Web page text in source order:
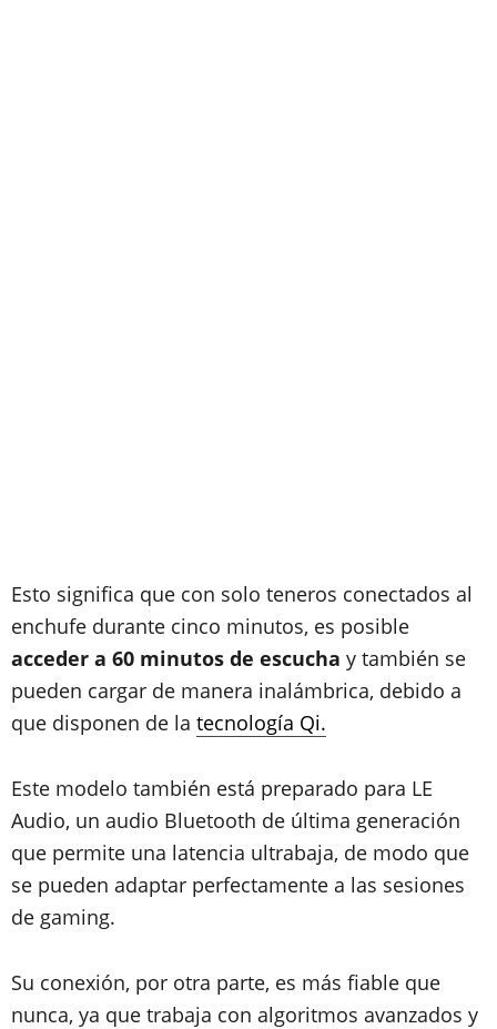
Esto significa que con solo teneros conectados al
enchufe durante cinco minutos, es posible
acceder a 60 minutos de escucha y también se
pueden cargar de manera inalámbrica, debido a
que disponen de la tecnología Qi.
Este modelo también está preparado para LE
Audio, un audio Bluetooth de última generación
que permite una latencia ultrabaja, de modo que
se pueden adaptar perfectamente a las sesiones
de gaming.
Su conexión, por otra parte, es más fiable que
nunca, ya que trabaja con algoritmos avanzados y